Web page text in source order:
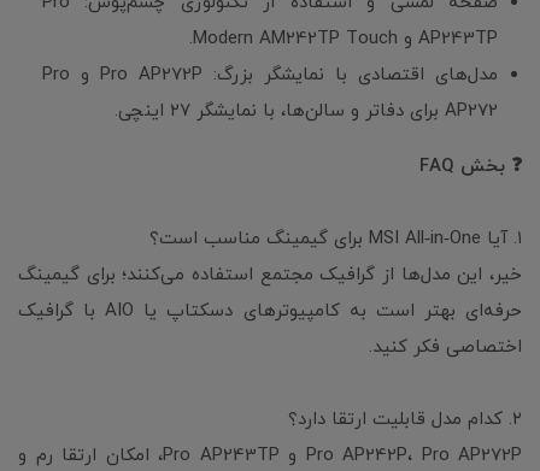
AP243TP و Modern AM242TP Touch.
مدل‌های اقتصادی با نمایشگر بزرگ: Pro AP272P و Pro
AP272 برای دفاتر و سالن‌ها، با نمایشگر ۲۷ اینچی.
❓ بخش FAQ
۱. آیا MSI All‑in‑One برای گیمینگ مناسب است؟
خیر، این مدل‌ها از گرافیک مجتمع استفاده می‌کنند؛ برای گیمینگ
حرفه‌ای بهتر است به کامپیوترهای دسکتاپ یا AIO با گرافیک
اختصاصی فکر کنید.
۲. کدام مدل قابلیت ارتقا دارد؟
Pro AP242P، Pro AP272P و Pro AP243TP، امکان ارتقا رم و